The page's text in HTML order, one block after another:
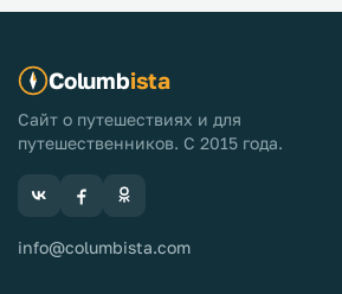
Columbista
Сайт о путешествиях и для
путешественников. С 2015 года.
info@columbista.com